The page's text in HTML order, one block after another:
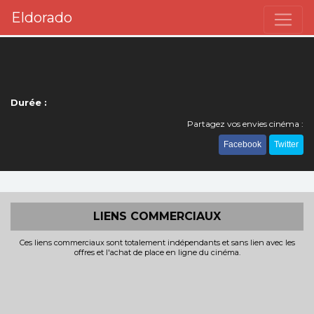
Eldorado
Durée :
Partagez vos envies cinéma :
Facebook Twitter
LIENS COMMERCIAUX
Ces liens commerciaux sont totalement indépendants et sans lien avec les
offres et l'achat de place en ligne du cinéma.